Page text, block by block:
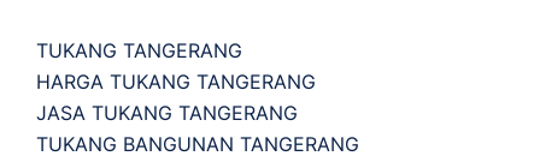
TUKANG TANGERANG
HARGA TUKANG TANGERANG
JASA TUKANG TANGERANG
TUKANG BANGUNAN TANGERANG